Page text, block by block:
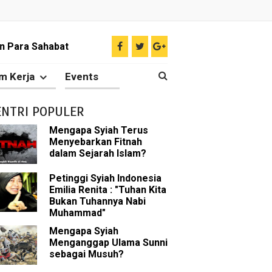
Para Sahabat
Ilmu Ghaib?
Nabi
Sunni
bin Affan
tentang Khalifah
Kerja Events
POPULER
Mengapa Syiah Terus
Menyebarkan Fitnah
dalam Sejarah Islam?
Petinggi Syiah Indonesia
Emilia Renita : "Tuhan Kita
Bukan Tuhannya Nabi
Muhammad"
Mengapa Syiah
Menganggap Ulama Sunni
sebagai Musuh?